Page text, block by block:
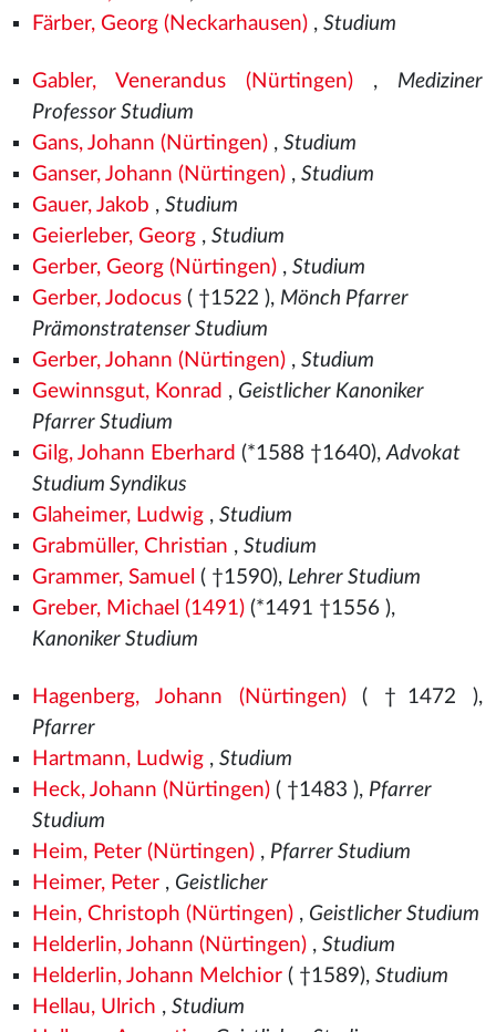
Färber, Georg (Neckarhausen), Studium
Gabler, Venerandus (Nürtingen), Mediziner
Professor Studium
Gans, Johann (Nürtingen), Studium
Ganser, Johann (Nürtingen), Studium
Gauer, Jakob , Studium
Geierleber, Georg, Studium
Gerber, Georg (Nürtingen), Studium
Gerber, Jodocus( †1522 ), Mönch Pfarrer
Prämonstratenser Studium
Gerber, Johann (Nürtingen), Studium
Gewinnsgut, Konrad , Geistlicher Kanoniker
Pfarrer Studium
Gilg, Johann Eberhard (*1588 †1640),Advokat
Studium Syndikus
Glaheimer, Ludwig, Studium
Grabmüller, Christian , Studium
Grammer, Samuel ( †1590), Lehrer Studium
Greber, Michael (1491)(*1491 †1556 ),
Kanoniker Studium
Hagenberg, Johann (Nürtingen)( †1472 ),
Pfarrer
Hartmann, Ludwig, Studium
Heck, Johann (Nürtingen)( †1483 ), Pfarrer
Studium
Heim, Peter (Nürtingen), Pfarrer Studium
Heimer, Peter, Geistlicher
Hein, Christoph (Nürtingen), Geistlicher Studium
Helderlin, Johann (Nürtingen), Studium
Helderlin, Johann Melchior( †1589), Studium
Hellau, Ulrich , Studium